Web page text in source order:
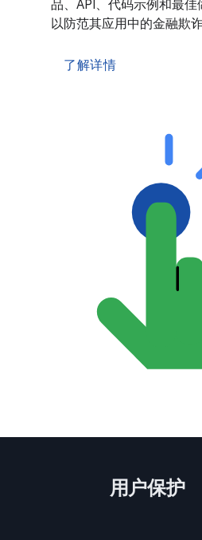
品、API、代码示例和最佳
以防范其应用中的金融欺诈
了解详情
用户保护